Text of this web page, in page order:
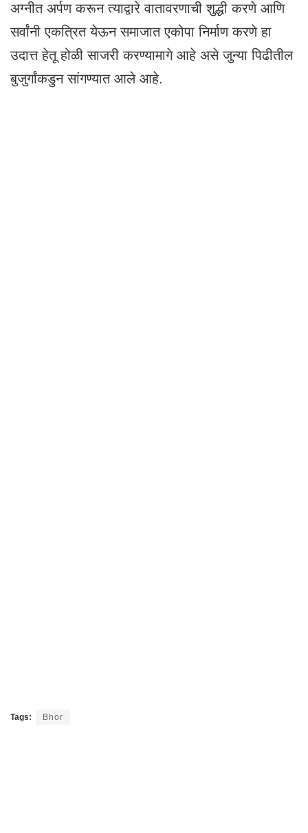
अग्नीत अर्पण करून त्याद्वारे वातावरणाची शुद्धी करणे आणि
सर्वांनी एकत्रित येऊन समाजात एकोपा निर्माण करणे हा
उदात्त हेतू होळी साजरी करण्यामागे आहे असे जुन्या पिढीतील
बुजुर्गांकडुन सांगण्यात आले आहे.
Tags: Bhor